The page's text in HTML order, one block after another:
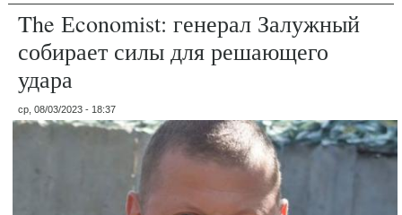
The Еconomist: генерал Залужный
собирает силы для решающего
удара
ср, 08/03/2023 - 18:37